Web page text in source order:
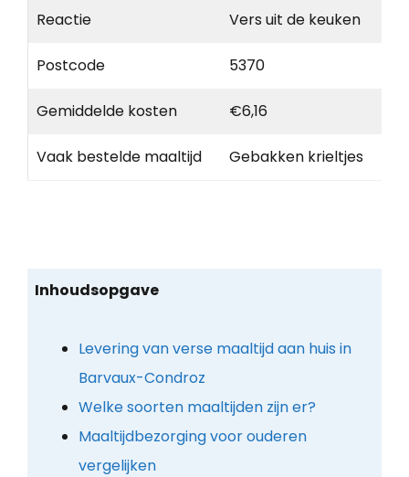
Reactie Vers uit de keuken
Postcode 5370
Gemiddelde kosten €6,16
Vaak bestelde maaltijd Gebakken krieltjes
Inhoudsopgave
Levering van verse maaltijd aan huis in
Barvaux-Condroz
Welke soorten maaltijden zijn er?
Maaltijdbezorging voor ouderen
vergelijken